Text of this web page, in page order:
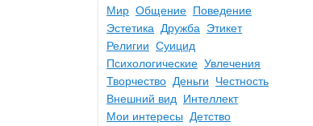
Мир Общение Поведение
Эстетика
Дружба
Этикет
Религии Суицид
Психологические Увлечения
Творчество Деньги
Честность
Внешний вид
Интеллект
Мои интересы
Детство